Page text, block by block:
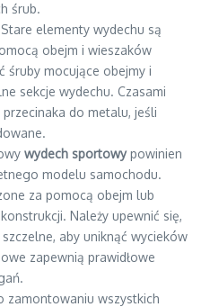
śrub.
Stare elementy wydechu są
obejm i wieszaków
śruby mocujące obejmy i
sekcje wydechu. Czasami
do metalu, jeśli
wydech sportowypowinien
modelu samochodu.
za pomocą obejm lub
Należy upewnić się,
aby uniknąć wycieków
zapewnią prawidłowe
zamontowaniu wszystkich